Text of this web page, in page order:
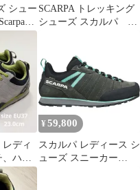
シュー
ター
SCARPA トレッキング
シューズ スカルパ ク
レディ
ハイ
¥ 59,800
スカルパ レディース シ
ューズ スニーカー